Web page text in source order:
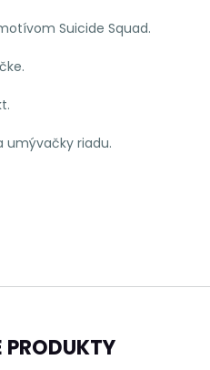
Suicide Squad.
umývačky riadu.